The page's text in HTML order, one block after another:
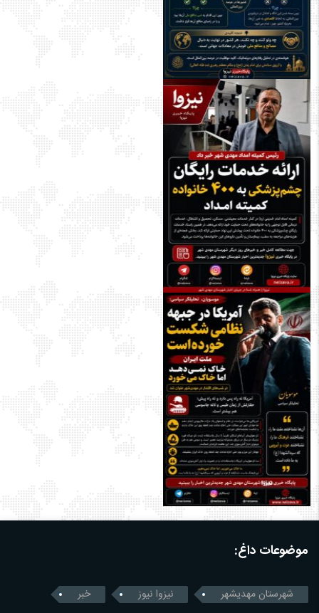
موضوعات داغ:
شهرستان مهدیشهر نیزوا نیوز خبر